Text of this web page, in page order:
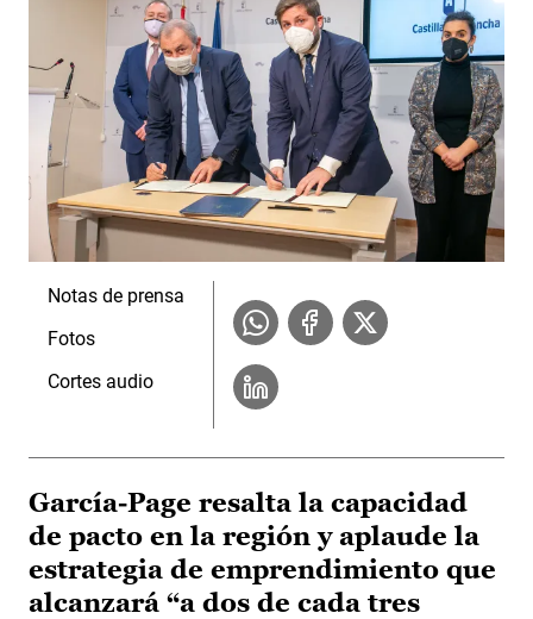
Notas de prensa
Fotos
Cortes audio
García-Page resalta la capacidad
de pacto en la región y aplaude la
estrategia de emprendimiento que
alcanzará “a dos de cada tres